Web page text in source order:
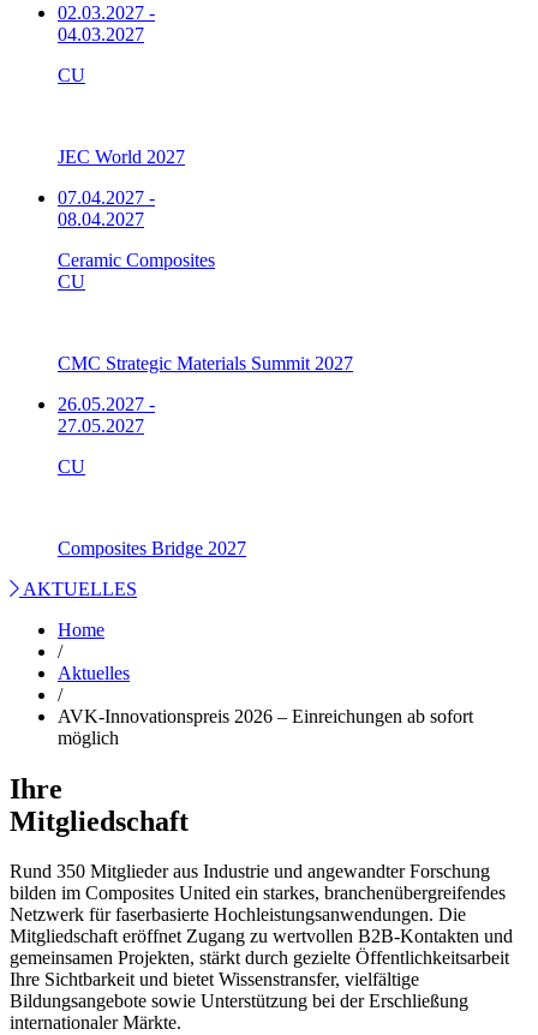
02.03.2027 -
04.03.2027
CU
JEC World 2027
07.04.2027 -
08.04.2027
Ceramic Composites
CU
CMC Strategic Materials Summit 2027
26.05.2027 -
27.05.2027
CU
Composites Bridge 2027
AKTUELLES
Home
/
Aktuelles
/
AVK-Innovationspreis 2026 – Einreichungen ab sofort
möglich
Ihre
Mitgliedschaft
Rund 350 Mitglieder aus Industrie und angewandter Forschung
bilden im Composites United ein starkes, branchenübergreifendes
Netzwerk für faserbasierte Hochleistungsanwendungen. Die
Mitgliedschaft eröffnet Zugang zu wertvollen B2B-Kontakten und
gemeinsamen Projekten, stärkt durch gezielte Öffentlichkeitsarbeit
Ihre Sichtbarkeit und bietet Wissenstransfer, vielfältige
Bildungsangebote sowie Unterstützung bei der Erschließung
internationaler Märkte.